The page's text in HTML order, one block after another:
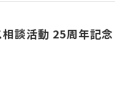
談活動 25周年記念